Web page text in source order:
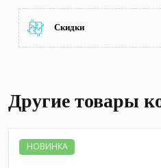
Скидки
Другие товары
НОВИНКА